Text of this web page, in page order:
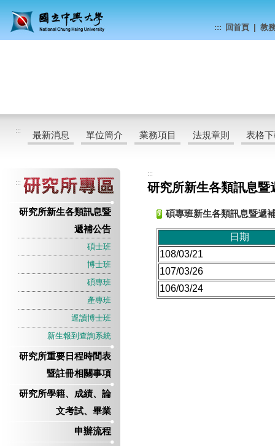
::: 回首頁 教
::: 最新消息 單位簡介 業務項目 法規章則 表格
:::
研究所新生各類訊息暨
遞補公告
碩士班
博士班
碩專班
產專班
逕讀博士班
新生報到查詢系統
研究所重要日程時間表
暨註冊相關事項
研究所學籍、成績、論
文考試、畢業
申辦流程
:::
研究所新生各類訊息暨
碩專班新生各類訊息暨遞
日期
108/03/21
107/03/26
106/03/24